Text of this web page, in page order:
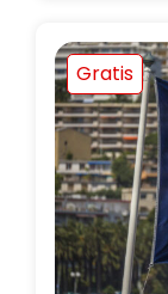
Gratis